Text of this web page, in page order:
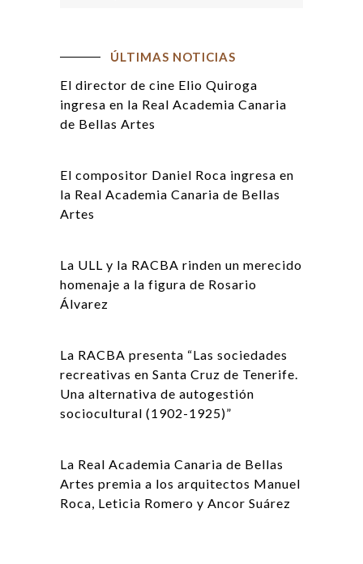
ÚLTIMAS NOTICIAS
El director de cine Elio Quiroga
ingresa en la Real Academia Canaria
de Bellas Artes
El compositor Daniel Roca ingresa en
la Real Academia Canaria de Bellas
Artes
La ULL y la RACBA rinden un merecido
homenaje a la figura de Rosario
Álvarez
La RACBA presenta “Las sociedades
recreativas en Santa Cruz de Tenerife.
Una alternativa de autogestión
sociocultural (1902-1925)”
La Real Academia Canaria de Bellas
Artes premia a los arquitectos Manuel
Roca, Leticia Romero y Ancor Suárez